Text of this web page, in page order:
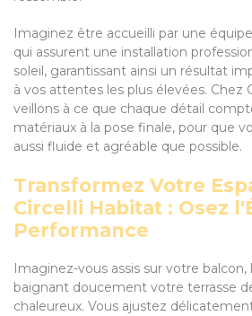
Imaginez être accueilli par une
qui assurent une installation
soleil, garantissant ainsi un résultat
à vos attentes les plus élevées. Chez
veillons à ce que chaque détail
matériaux à la pose finale, pour que
aussi fluide et agréable que possible.
Transformez Votre
Circelli Habitat : Osez
Performance
Imaginez-vous assis sur votre
baignant doucement votre terrasse
chaleureux. Vous ajustez